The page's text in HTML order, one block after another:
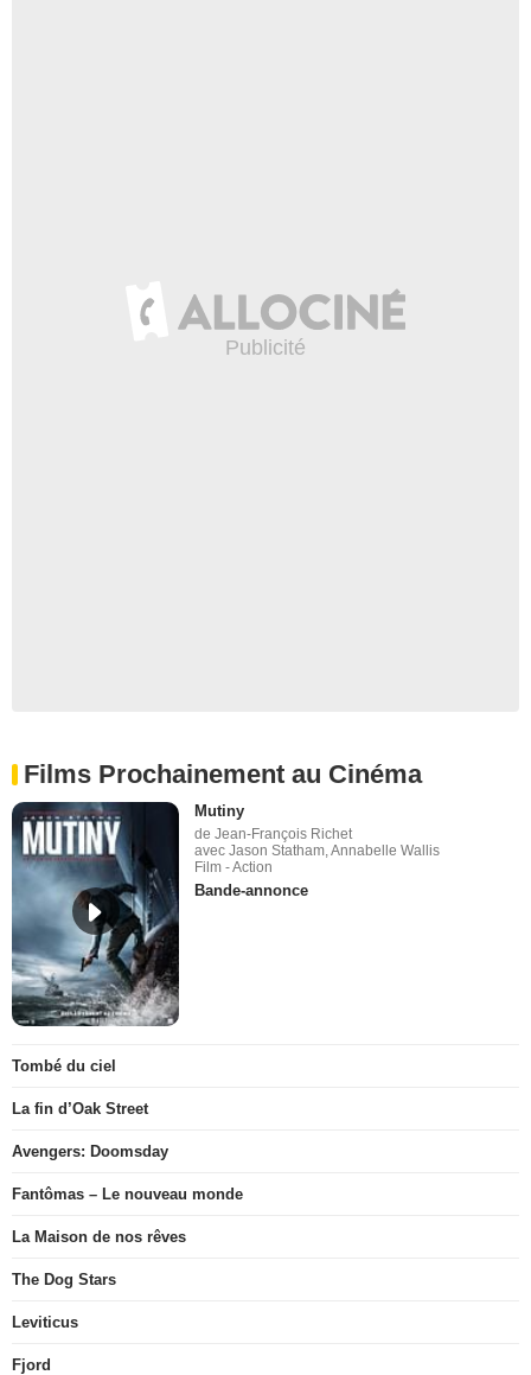
Films Prochainement au Cinéma
Mutiny
de Jean-François Richet
avec Jason Statham, Annabelle Wallis
Film - Action
Bande-annonce
Tombé du ciel
La fin d’Oak Street
Avengers: Doomsday
Fantômas – Le nouveau monde
La Maison de nos rêves
The Dog Stars
Leviticus
Fjord